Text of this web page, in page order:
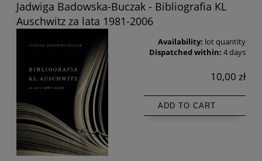
Jadwiga Badowska-Buczak - Bibliografia KL
Auschwitz za lata 1981-2006
Availability: lot quantity
Dispatched within: 4 days
10,00 zł
ADD TO CART